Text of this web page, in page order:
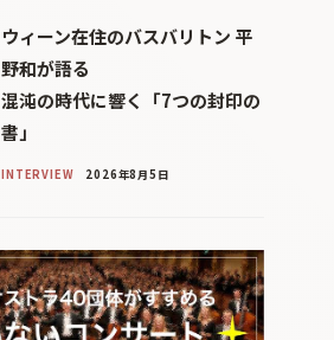
ウィーン在住のバスバリトン 平
野和が語る
混沌の時代に響く「7つの封印の
書」
INTERVIEW 2026年8月5日